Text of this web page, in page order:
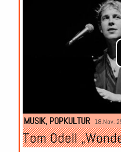
MUSIK, POPKULTUR 18.Nov.
Tom Odell